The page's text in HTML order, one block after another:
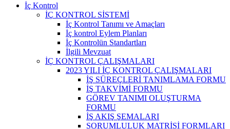
İç Kontrol
İÇ KONTROL SİSTEMİ
İç Kontrol Tanımı ve Amaçları
İç kontrol Eylem Planları
İç Kontrolün Standartları
İlgili Mevzuat
İÇ KONTROL ÇALIŞMALARI
2023 YILI İÇ KONTROL ÇALIŞMALARI
İŞ SÜREÇLERİ TANIMLAMA FORMU
İŞ TAKVİMİ FORMU
GÖREV TANIMI OLUŞTURMA
FORMU
İŞ AKIŞ ŞEMALARI
SORUMLULUK MATRİSİ FORMLARI